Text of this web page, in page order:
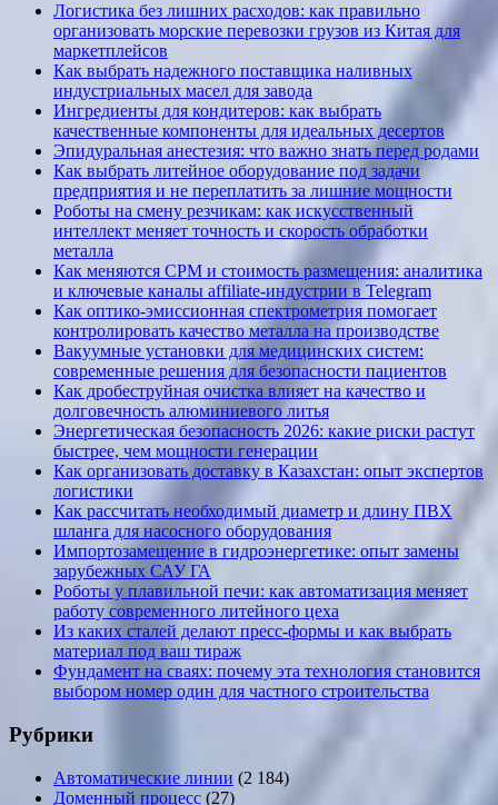
Логистика без лишних расходов: как правильно
организовать морские перевозки грузов из Китая для
маркетплейсов
Как выбрать надежного поставщика наливных
индустриальных масел для завода
Ингредиенты для кондитеров: как выбрать
качественные компоненты для идеальных десертов
Эпидуральная анестезия: что важно знать перед родами
Как выбрать литейное оборудование под задачи
предприятия и не переплатить за лишние мощности
Роботы на смену резчикам: как искусственный
интеллект меняет точность и скорость обработки
металла
Как меняются CPM и стоимость размещения: аналитика
и ключевые каналы affiliate-индустрии в Telegram
Как оптико-эмиссионная спектрометрия помогает
контролировать качество металла на производстве
Вакуумные установки для медицинских систем:
современные решения для безопасности пациентов
Как дробеструйная очистка влияет на качество и
долговечность алюминиевого литья
Энергетическая безопасность 2026: какие риски растут
быстрее, чем мощности генерации
Как организовать доставку в Казахстан: опыт экспертов
логистики
Как рассчитать необходимый диаметр и длину ПВХ
шланга для насосного оборудования
Импортозамещение в гидроэнергетике: опыт замены
зарубежных САУ ГА
Роботы у плавильной печи: как автоматизация меняет
работу современного литейного цеха
Из каких сталей делают пресс-формы и как выбрать
материал под ваш тираж
Фундамент на сваях: почему эта технология становится
выбором номер один для частного строительства
Рубрики
Автоматические линии (2 184)
Доменный процесс (27)